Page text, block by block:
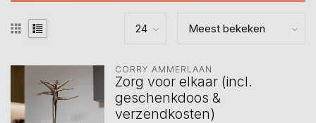
CORRY AMMERLAAN
Zorg voor elkaar (incl.
geschenkdoos &
verzendkosten)